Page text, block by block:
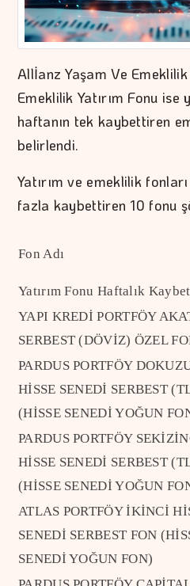
Allİanz Yaşam Ve
Emeklilik Yatırım Fonu
haftanın tek kaybettiren
belirlendi.
Yatırım ve emeklilik
fazla kaybettiren 10 fonu
Fon Adı
Yatırım Fonu Haftalık
YAPI KREDİ PORTFÖY
SERBEST (DÖVİZ) ÖZEL
PARDUS PORTFÖY
HİSSE SENEDİ SERBEST
(HİSSE SENEDİ YOĞUN
PARDUS PORTFÖY
HİSSE SENEDİ SERBEST
(HİSSE SENEDİ YOĞUN
ATLAS PORTFÖY İKİNCİ
SENEDİ SERBEST FON
SENEDİ YOĞUN FON)